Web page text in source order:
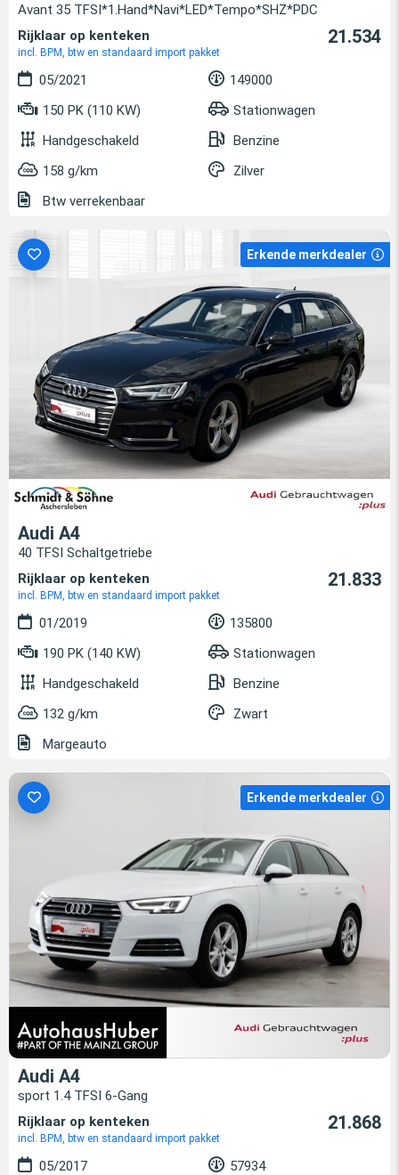
Avant 35 TFSI*1.Hand*Navi*LED*Tempo*SHZ*PDC
Rijklaar op kenteken
incl. BPM, btw en standaard import pakket
21.534
05/2021
149000
150 PK (110 KW)
Stationwagen
Handgeschakeld
Benzine
158 g/km
Zilver
Btw verrekenbaar
Erkende merkdealer
Audi A4
40 TFSI Schaltgetriebe
Rijklaar op kenteken
incl. BPM, btw en standaard import pakket
21.833
01/2019
135800
190 PK (140 KW)
Stationwagen
Handgeschakeld
Benzine
132 g/km
Zwart
Margeauto
Erkende merkdealer
Audi A4
sport 1.4 TFSI 6-Gang
Rijklaar op kenteken
incl. BPM, btw en standaard import pakket
21.868
05/2017
57934